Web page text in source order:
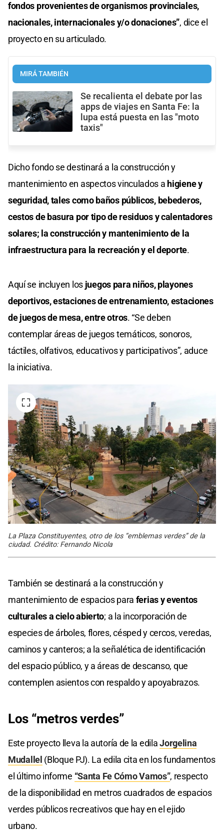
fondos provenientes de organismos provinciales,
nacionales, internacionales y/o donaciones”, dice el
proyecto en su articulado.
MIRÁ TAMBIÉN
Se recalienta el debate por las
apps de viajes en Santa Fe: la
lupa está puesta en las "moto
taxis"
Dicho fondo se destinará a la construcción y
mantenimiento en aspectos vinculados a higiene y
seguridad, tales como baños públicos, bebederos,
cestos de basura por tipo de residuos y calentadores
solares; la construcción y mantenimiento de la
infraestructura para la recreación y el deporte.
Aquí se incluyen los juegos para niños, playones
deportivos, estaciones de entrenamiento, estaciones
de juegos de mesa, entre otros. “Se deben
contemplar áreas de juegos temáticos, sonoros,
táctiles, olfativos, educativos y participativos”, aduce
la iniciativa.
La Plaza Constituyentes, otro de los “emblemas verdes” de la
ciudad. Crédito: Fernando Nicola
También se destinará a la construcción y
mantenimiento de espacios para ferias y eventos
culturales a cielo abierto; a la incorporación de
especies de árboles, flores, césped y cercos, veredas,
caminos y canteros; a la señalética de identificación
del espacio público, y a áreas de descanso, que
contemplen asientos con respaldo y apoyabrazos.
Los “metros verdes”
Este proyecto lleva la autoría de la edilaJorgelina
Mudallel (Bloque PJ). La edila cita en los fundamentos
el último informe “Santa Fe Cómo Vamos”, respecto
de la disponibilidad en metros cuadrados de espacios
verdes públicos recreativos que hay en el ejido
urbano.